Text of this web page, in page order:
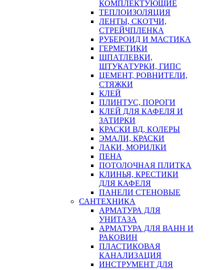
КОМПЛЕКТУЮЩИЕ
ТЕПЛОИЗОЛЯЦИЯ
ЛЕНТЫ, СКОТЧИ,
СТРЕЙЧПЛЕНКА
РУБЕРОИД И МАСТИКА
ГЕРМЕТИКИ
ШПАТЛЕВКИ,
ШТУКАТУРКИ, ГИПС
ЦЕМЕНТ, РОВНИТЕЛИ,
СТЯЖКИ
КЛЕЙ
ПЛИНТУС, ПОРОГИ
КЛЕЙ ДЛЯ КАФЕЛЯ И
ЗАТИРКИ
КРАСКИ ВД, КОЛЕРЫ
ЭМАЛИ, КРАСКИ
ЛАКИ, МОРИЛКИ
ПЕНА
ПОТОЛОЧНАЯ ПЛИТКА
КЛИНЬЯ, КРЕСТИКИ
ДЛЯ КАФЕЛЯ
ПАНЕЛИ СТЕНОВЫЕ
САНТЕХНИКА
АРМАТУРА ДЛЯ
УНИТАЗА
АРМАТУРА ДЛЯ ВАНН И
РАКОВИН
ПЛАСТИКОВАЯ
КАНАЛИЗАЦИЯ
ИНСТРУМЕНТ ДЛЯ